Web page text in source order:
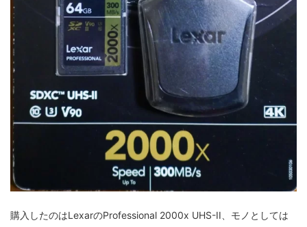
ricoh SIGMA SONY sound
TG-6 THETA VILTROX X-T2
X half Xiaomi Pad 6 Xperia1VI
Z5 Z6II Z9 Zfc
α7CR α6700
ライカIIf ライカM4
ライカM10-R ライカX2 ローライ35
ローライコード 原神
購入したのはLexarのProfessional 2000x UHS-II、モノとしては